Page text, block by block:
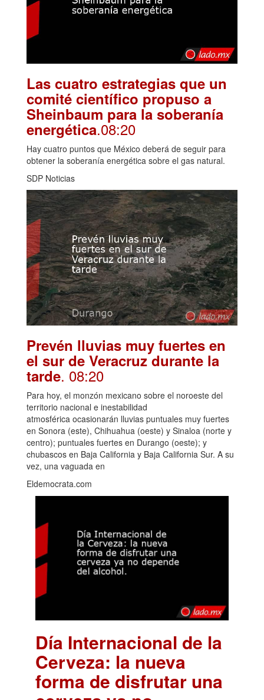
Las cuatro estrategias que un
comité científico propuso a
Sheinbaum para la soberanía
energética.08:20
Hay cuatro puntos que México deberá de seguir para
obtener la soberanía energética sobre el gas natural.
SDP Noticias
Prevén lluvias muy fuertes en
el sur de Veracruz durante la
tarde. 08:20
Para hoy, el monzón mexicano sobre el noroeste del
territorio nacional e inestabilidad
atmosférica ocasionarán lluvias puntuales muy fuertes
en Sonora (este), Chihuahua (oeste) y Sinaloa (norte y
centro); puntuales fuertes en Durango (oeste); y
chubascos en Baja California y Baja California Sur. A su
vez, una vaguada en
Eldemocrata.com
Día Internacional de la
Cerveza: la nueva
forma de disfrutar una